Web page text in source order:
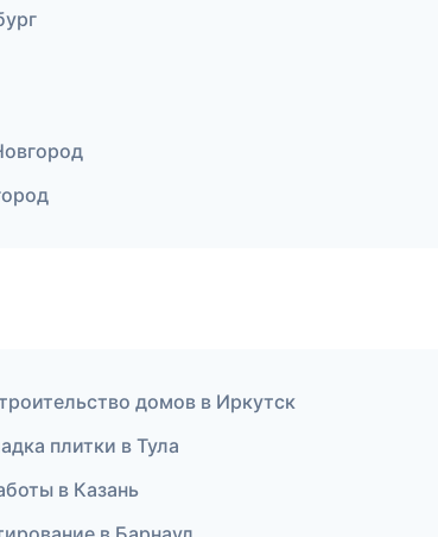
домов в Иркутск
плитки в Тула
в Казань